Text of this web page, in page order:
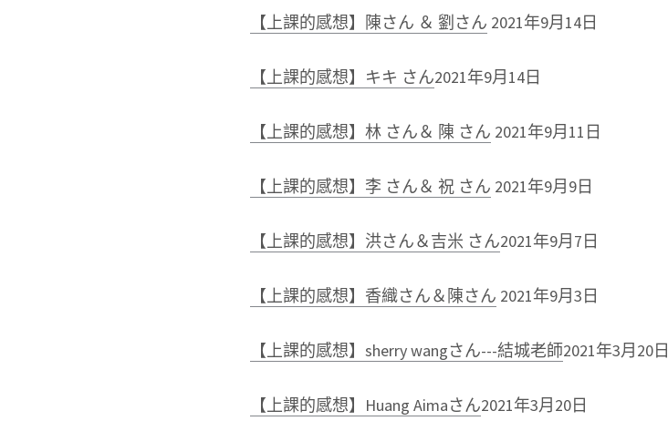
【上課的感想】陳さん ＆ 劉さん 2021年9月14日
【上課的感想】キキ さん2021年9月14日
【上課的感想】林 さん＆ 陳 さん 2021年9月11日
【上課的感想】李 さん＆ 祝 さん 2021年9月9日
【上課的感想】洪さん＆吉米 さん2021年9月7日
【上課的感想】香織さん＆陳さん 2021年9月3日
【上課的感想】sherry wangさん---結城老師2021年3月20日
【上課的感想】Huang Aimaさん2021年3月20日